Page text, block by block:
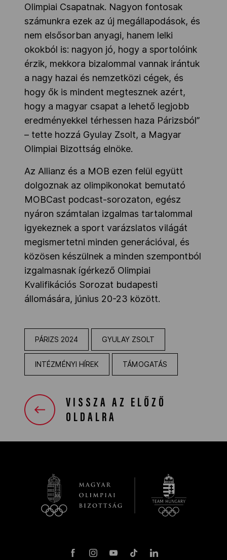
Olimpiai Csapatnak. Nagyon fontosak
számunkra ezek az új megállapodások, és
nem elsősorban anyagi, hanem lelki
okokból is: nagyon jó, hogy a sportolóink
érzik, mekkora bizalommal vannak irántuk
a nagy hazai és nemzetközi cégek, és
hogy ők is mindent megtesznek azért,
hogy a magyar csapat a lehető legjobb
eredményekkel térhessen haza Párizsból”
– tette hozzá Gyulay Zsolt, a Magyar
Olimpiai Bizottság elnöke.
Az Allianz és a MOB ezen felül együtt
dolgoznak az olimpikonokat bemutató
MOBCast podcast-sorozaton, egész
nyáron számtalan izgalmas tartalommal
igyekeznek a sport varázslatos világát
megismertetni minden generációval, és
közösen készülnek a minden szempontból
izgalmasnak ígérkező Olimpiai
Kvalifikációs Sorozat budapesti
állomására, június 20-23 között.
PÁRIZS 2024 GYULAY ZSOLT
INTÉZMÉNYI HÍREK TÁMOGATÁS
VISSZA AZ ELŐZŐ
OLDALRA